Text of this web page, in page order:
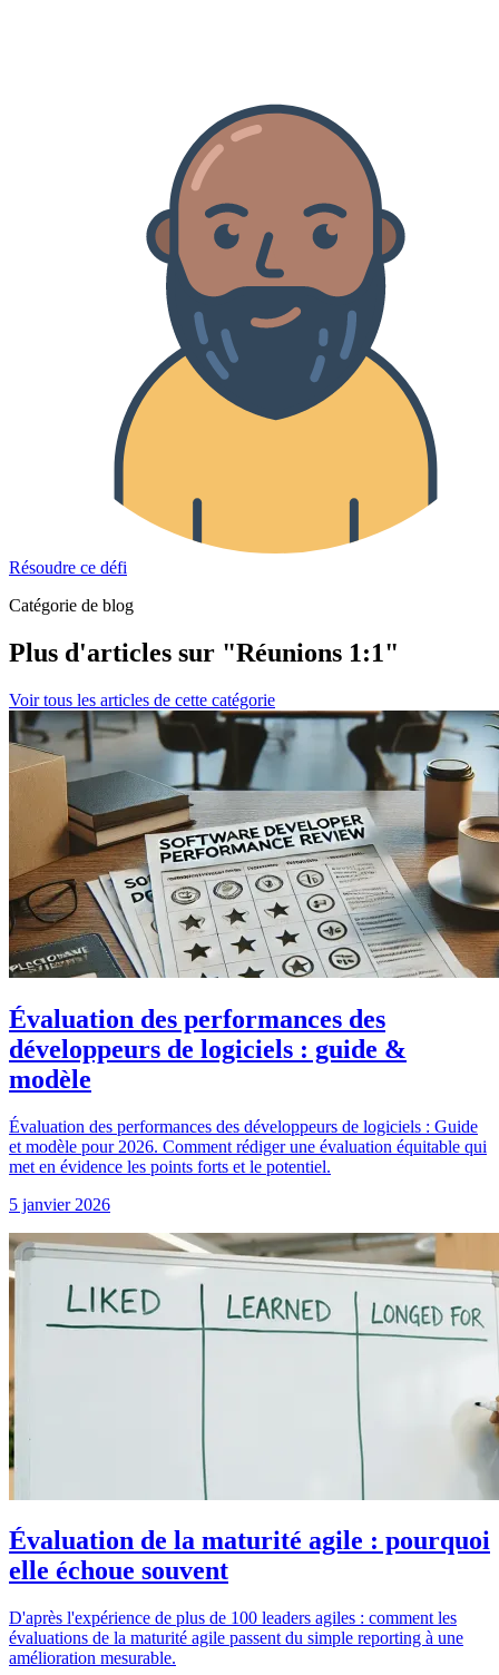
Résoudre ce défi
Catégorie de blog
Plus d'articles sur "Réunions 1:1"
Voir tous les articles de cette catégorie
Évaluation des performances des
développeurs de logiciels : guide &
modèle
Évaluation des performances des développeurs de logiciels : Guide
et modèle pour 2026. Comment rédiger une évaluation équitable qui
met en évidence les points forts et le potentiel.
5 janvier 2026
Évaluation de la maturité agile : pourquoi
elle échoue souvent
D'après l'expérience de plus de 100 leaders agiles : comment les
évaluations de la maturité agile passent du simple reporting à une
amélioration mesurable.